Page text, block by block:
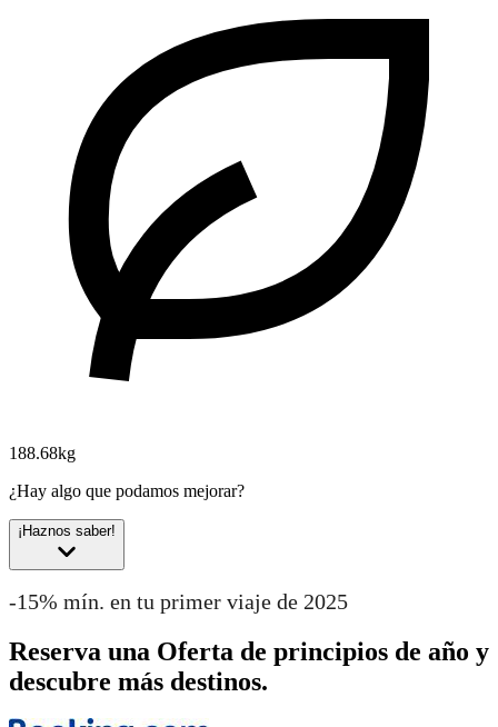
188.68kg
¿Hay algo que podamos mejorar?
¡Haznos saber!
-15% mín. en tu primer viaje de 2025
Reserva una Oferta de principios de año y
descubre más destinos.